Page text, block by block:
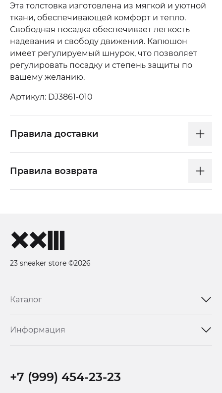
Эта толстовка изготовлена ​​из мягкой и уютной
ткани, обеспечивающей комфорт и тепло.
Свободная посадка обеспечивает легкость
надевания и свободу движений. Капюшон
имеет регулируемый шнурок, что позволяет
регулировать посадку и степень защиты по
вашему желанию.
Артикул: DJ3861-010
Правила доставки
Правила возврата
23 sneaker store ©2026
Каталог
Информация
+7 (999) 454-23-23